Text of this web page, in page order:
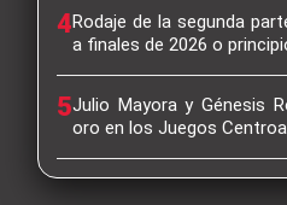
4Rodaje de la segunda
a finales de 2026 o
5Julio Mayora y Génesis
oro en los Juegos